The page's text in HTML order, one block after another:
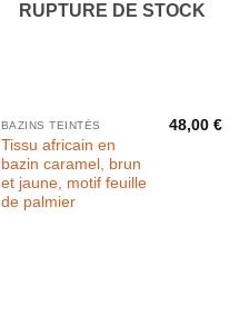
RUPTURE DE STOCK
BAZINS TEINTÉS
Tissu africain en
bazin caramel, brun
et jaune, motif feuille
de palmier
48,00€